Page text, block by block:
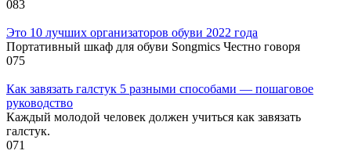
083
Это 10 лучших организаторов обуви 2022 года
Портативный шкаф для обуви Songmics Честно говоря
075
Как завязать галстук 5 разными способами — пошаговое
руководство
Каждый молодой человек должен учиться как завязать
галстук.
071